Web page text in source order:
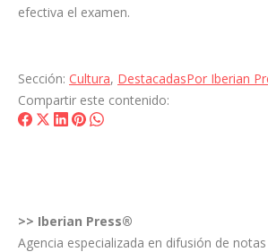
efectiva el examen.
Sección: Cultura, DestacadasPor Iberian
Compartir este contenido:
ShareShareShare
ShareShare
>> Iberian Press®
Agencia especializada en difusión de